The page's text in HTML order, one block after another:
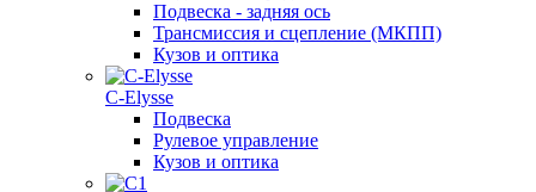
Подвеска - задняя ось
Трансмиссия и сцепление (МКПП)
Кузов и оптика
C-Elysse
Подвеска
Рулевое управление
Кузов и оптика